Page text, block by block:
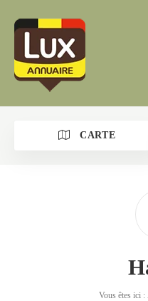
CARTE
Vous êtes ici :